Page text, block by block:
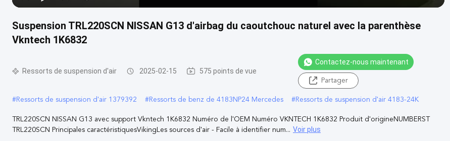
Suspension TRL220SCN NISSAN G13 d'airbag du caoutchouc naturel avec la parenthèse
Vkntech 1K6832
Ressorts de suspension d'air 2025-02-15 575 points de vue
Contactez-nous maintenant
Partager
#Ressorts de suspension d'air 1379392 #Ressorts de benz de 4183NP24 Mercedes #Ressorts de suspension d'air 4183-24K
TRL220SCN NISSAN G13 avec support Vkntech 1K6832 Numéro de l'OEM Numéro VKNTECH 1K6832 Produit d'origineNUMBERST
TRL220SCN Principales caractéristiquesVikingLes sources d'air - Facile à identifier num... Voir plus